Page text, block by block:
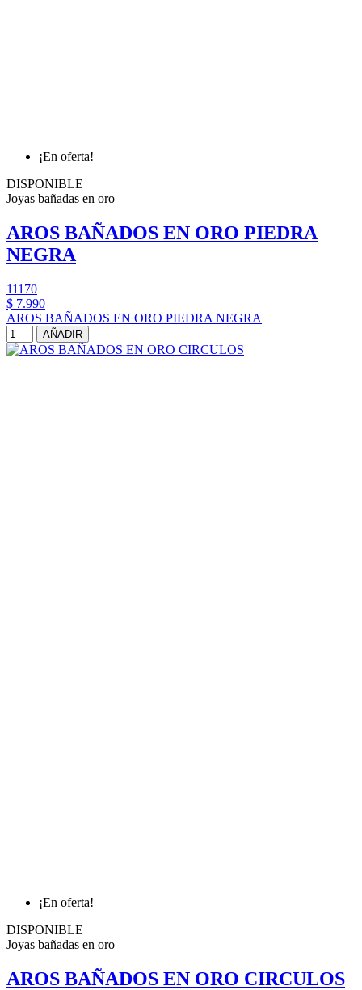
¡En oferta!
DISPONIBLE
Joyas bañadas en oro
AROS BAÑADOS EN ORO PIEDRA
NEGRA
11170
$ 7.990
AROS BAÑADOS EN ORO PIEDRA NEGRA
AÑADIR
¡En oferta!
DISPONIBLE
Joyas bañadas en oro
AROS BAÑADOS EN ORO CIRCULOS